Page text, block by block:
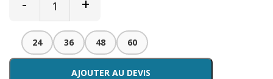
24 36 48 60
AJOUTER AU DEVIS